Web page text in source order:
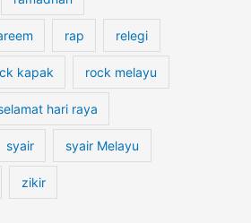
rap relegi
kapak rock melayu
hari raya
syair syair Melayu
zikir